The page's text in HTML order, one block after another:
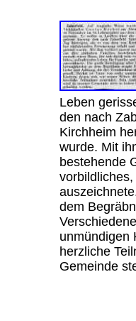
Leben
den nach
Kirchheim
wurde. Mit
bestehende
dem
unmündigen
herzliche
Gemeinde